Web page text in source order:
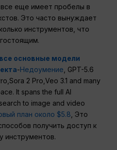
все еще имеет пробелы в
Это часто вынуждает
инструментов, что
основные модели
-Недоумение , GPT-5.6
2 Pro,Veo 3.1 and many
It spans the full AI
to image and video
план около $5.8 , Это
получить доступ к
инструментов.